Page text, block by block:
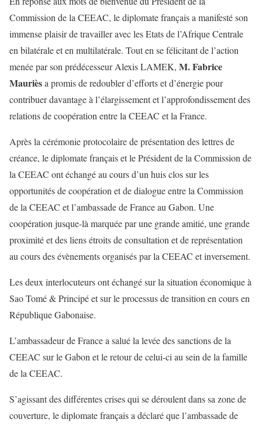
Commission de la CEEAC, le diplomate français a manifesté son
immense plaisir de travailler avec les Etats de l’Afrique Centrale
en bilatérale et en multilatérale. Tout en se félicitant de l’action
menée par son prédécesseur Alexis LAMEK, M. Fabrice
Maurièsa promis de redoubler d’efforts et d’énergie pour
contribuer davantage à l’élargissement et l’approfondissement des
relations de coopération entre la CEEAC et la France.
Après la cérémonie protocolaire de présentation des lettres de
créance, le diplomate français et le Président de la Commission de
la CEEAC ont échangé au cours d’un huis clos sur les
opportunités de coopération et de dialogue entre la Commission
de la CEEAC et l’ambassade de France au Gabon. Une
coopération jusque-là marquée par une grande amitié, une grande
proximité et des liens étroits de consultation et de représentation
au cours des évènements organisés par la CEEAC et inversement.
Les deux interlocuteurs ont échangé sur la situation économique à
Sao Tomé & Principé et sur le processus de transition en cours en
République Gabonaise.
L’ambassadeur de France a salué la levée des sanctions de la
CEEAC sur le Gabon et le retour de celui-ci au sein de la famille
de la CEEAC.
S’agissant des différentes crises qui se déroulent dans sa zone de
couverture, le diplomate français a déclaré que l’ambassade de